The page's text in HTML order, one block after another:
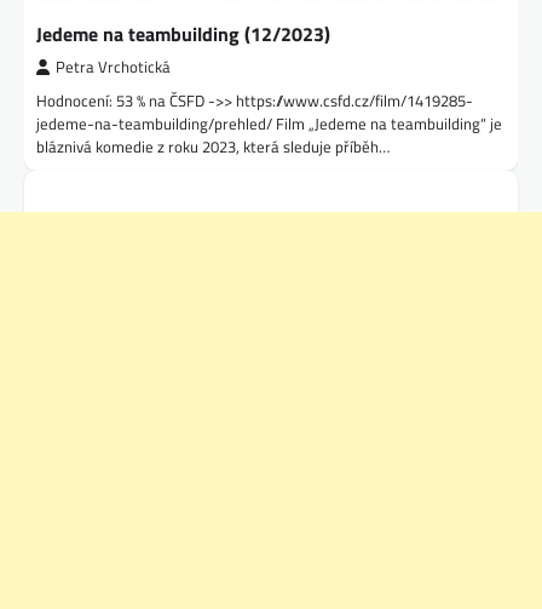
Jedeme na teambuilding (12/2023)
Petra Vrchotická
Hodnocení: 53 % na ČSFD ->> https://www.csfd.cz/film/1419285-
jedeme-na-teambuilding/prehled/ Film „Jedeme na teambuilding“ je
bláznivá komedie z roku 2023, která sleduje příběh…